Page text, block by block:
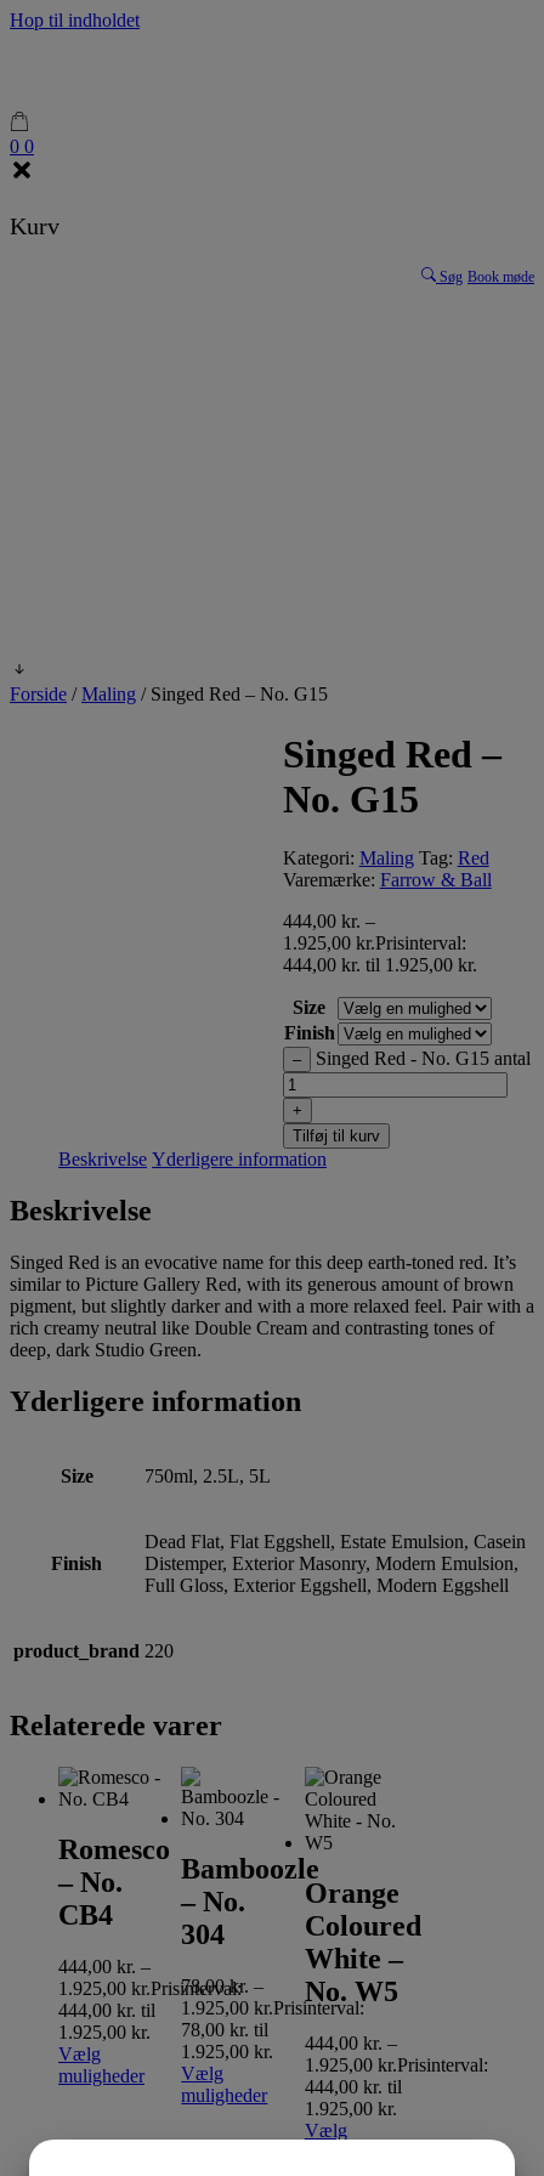
Hop til indholdet
0 0
Kurv
Søg Book møde
Forside /Maling / Singed Red – No. G15
Singed Red –
No. G15
Kategori: Maling Tag: Red
Varemærke: Farrow & Ball
444,00 kr. –
1.925,00 kr.Prisinterval:
444,00 kr. til 1.925,00 kr.
Size
Finish
– Singed Red - No. G15 antal
+
Tilføj til kurv
Beskrivelse Yderligere information
Beskrivelse
Singed Red is an evocative name for this deep earth-toned red. It’s
similar to Picture Gallery Red, with its generous amount of brown
pigment, but slightly darker and with a more relaxed feel. Pair with a
rich creamy neutral like Double Cream and contrasting tones of
deep, dark Studio Green.
Yderligere information
Size 750ml, 2.5L, 5L
Finish
Dead Flat, Flat Eggshell, Estate Emulsion, Casein
Distemper, Exterior Masonry, Modern Emulsion,
Full Gloss, Exterior Eggshell, Modern Eggshell
product_brand 220
Relaterede varer
Romesco
– No.
CB4
444,00 kr. –
1.925,00 kr.Prisinterval:
444,00 kr. til
1.925,00 kr.
Vælg
muligheder
Bamboozle
– No.
304
78,00kr. –
1.925,00kr.Prisinterval:
78,00 kr. til
1.925,00 kr.
Vælg
muligheder
Orange
Coloured
White –
No. W5
444,00 kr. –
1.925,00 kr.Prisinterval:
444,00 kr. til
1.925,00 kr.
Vælg